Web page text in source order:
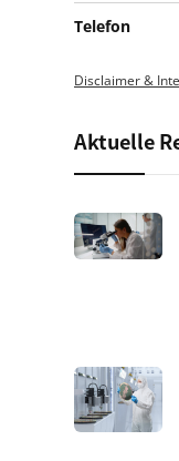
Telefon
Disclaimer &
Aktuelle